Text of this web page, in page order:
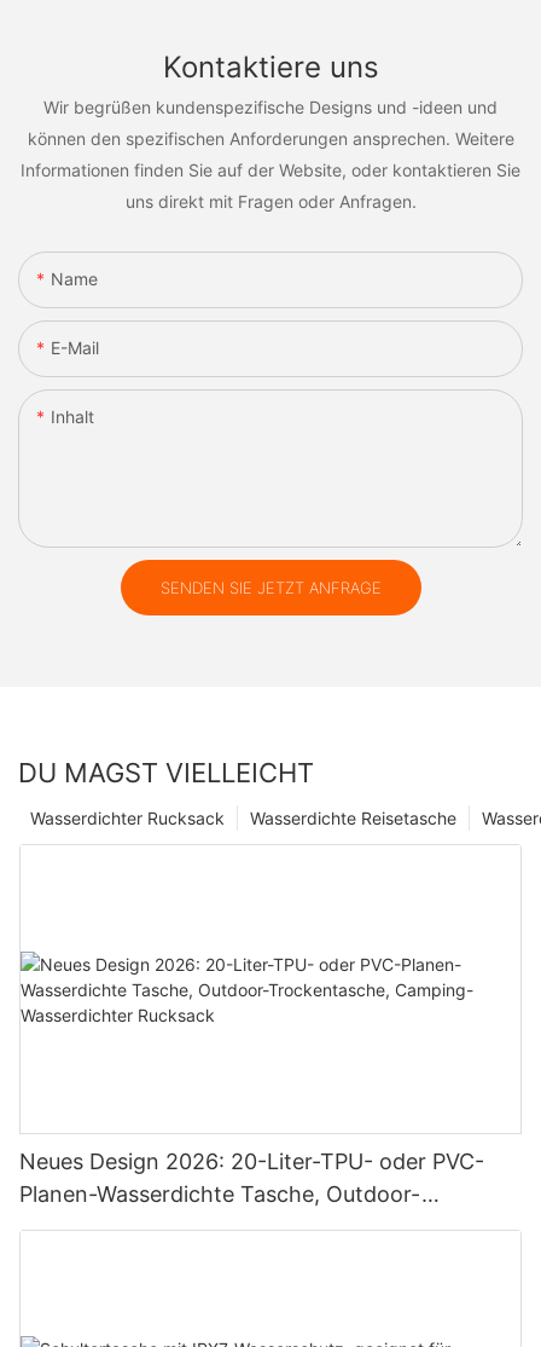
Kontaktiere uns
Wir begrüßen kundenspezifische Designs und -ideen und
können den spezifischen Anforderungen ansprechen. Weitere
Informationen finden Sie auf der Website, oder kontaktieren Sie
uns direkt mit Fragen oder Anfragen.
Name
E-Mail
Inhalt
SENDEN SIE JETZT ANFRAGE
DU MAGST VIELLEICHT
Wasserdichte Reisetasche
Wasserdichter Rucksack
Neues Design 2026: 20-Liter-TPU- oder PVC-
Planen-Wasserdichte Tasche, Outdoor-
Trockentasche, Camping-Wasserdichter